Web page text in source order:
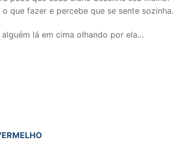
que fazer e percebe que se sente sozinha.
lá em cima olhando por ela…